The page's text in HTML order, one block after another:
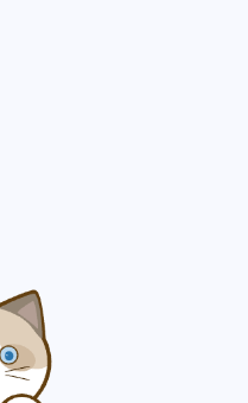
小时 04 分 03 秒
，约为 207.360822 个天文单位 🚀